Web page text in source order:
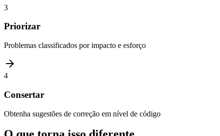
3
Priorizar
Problemas classificados por impacto e esforço
4
Consertar
Obtenha sugestões de correção em nível de código